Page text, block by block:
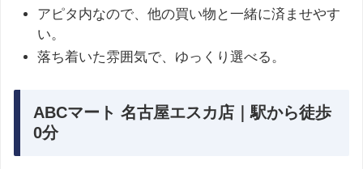
アピタ内なので、他の買い物と一緒に済ませやす
い。
落ち着いた雰囲気で、ゆっくり選べる。
ABCマート 名古屋エスカ店｜駅から徒歩
0分